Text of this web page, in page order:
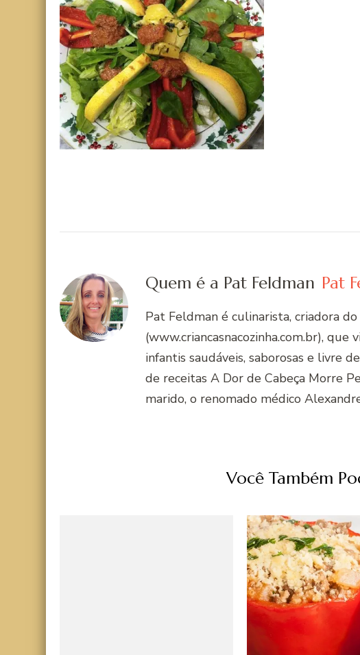
Quem é a Pat Feldman Pat
Pat Feldman é culinarista, criadora
(www.criancasnacozinha.com.br),
infantis saudáveis, saborosas e livre
de receitas A Dor de Cabeça Morre
marido, o renomado médico
Você Também